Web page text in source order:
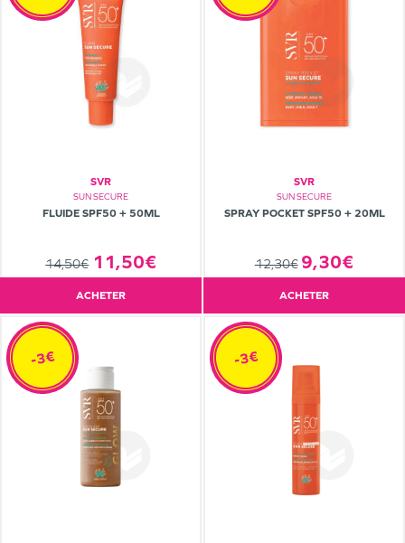
SVR
SUN SECURE
FLUIDE SPF50 + 50ML
14,50€ 11,50€
ACHETER
SVR
SUN SECURE
SPRAY POCKET SPF50 + 20ML
12,30€ 9,30€
ACHETER
-3€ -3€